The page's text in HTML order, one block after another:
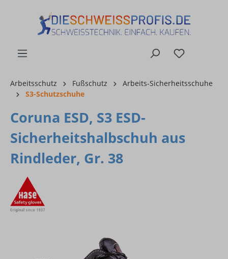
Arbeitsschutz Fußschutz
Arbeits-Sicherheitsschuhe
S3-Schutzschuhe
Coruna ESD, S3 ESD-
Sicherheitshalbschuh aus
Rindleder, Gr. 38
Bildergalerie überspringen